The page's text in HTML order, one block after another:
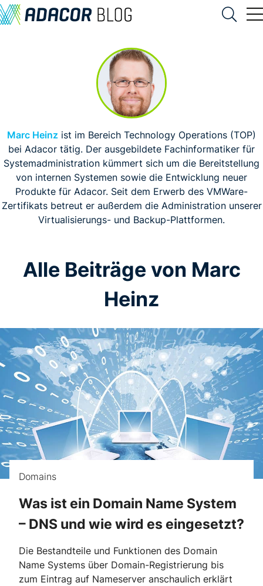
Marc Heinz ist im Bereich Technology Operations (TOP)
bei Adacor tätig. Der ausgebildete Fachinformatiker für
Systemadministration kümmert sich um die Bereitstellung
von internen Systemen sowie die Entwicklung neuer
Produkte für Adacor. Seit dem Erwerb des VMWare-
Zertifikats betreut er außerdem die Administration unserer
Virtualisierungs- und Backup-Plattformen.
Alle Beiträge von Marc
Heinz
Domains
Was ist ein Domain Name System
– DNS und wie wird es eingesetzt?
Die Bestandteile und Funktionen des Domain
Name Systems über Domain-Registrierung bis
zum Eintrag auf Nameserver anschaulich erklärt